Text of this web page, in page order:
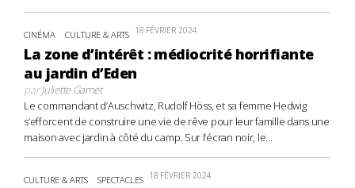
CINÉMA CULTURE & ARTS 18 FÉVRIER 2024
La zone d’intérêt : médiocrité horrifiante
au jardin d’Eden
parJuliette Gamet
Le commandant d’Auschwitz, Rudolf Höss, et sa femme Hedwig
s’efforcent de construire une vie de rêve pour leur famille dans une
maison avec jardin à côté du camp. Sur l’écran noir, le...
CULTURE & ARTS SPECTACLES 18 FÉVRIER 2024